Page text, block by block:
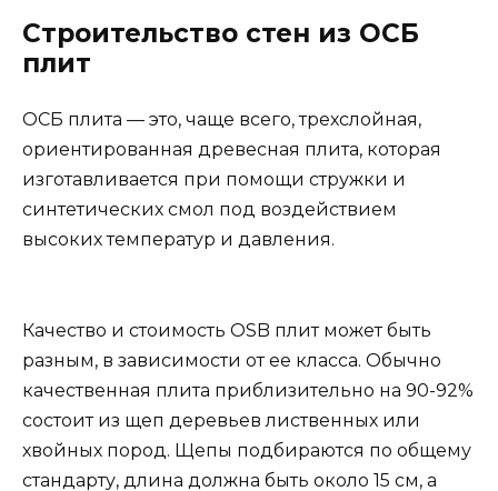
Строительство стен из ОСБ
плит
ОСБ плита — это, чаще всего, трехслойная,
ориентированная древесная плита, которая
изготавливается при помощи стружки и
синтетических смол под воздействием
высоких температур и давления.
Качество и стоимость OSB плит может быть
разным, в зависимости от ее класса. Обычно
качественная плита приблизительно на 90-92%
состоит из щеп деревьев лиственных или
хвойных пород. Щепы подбираются по общему
стандарту, длина должна быть около 15 см, а